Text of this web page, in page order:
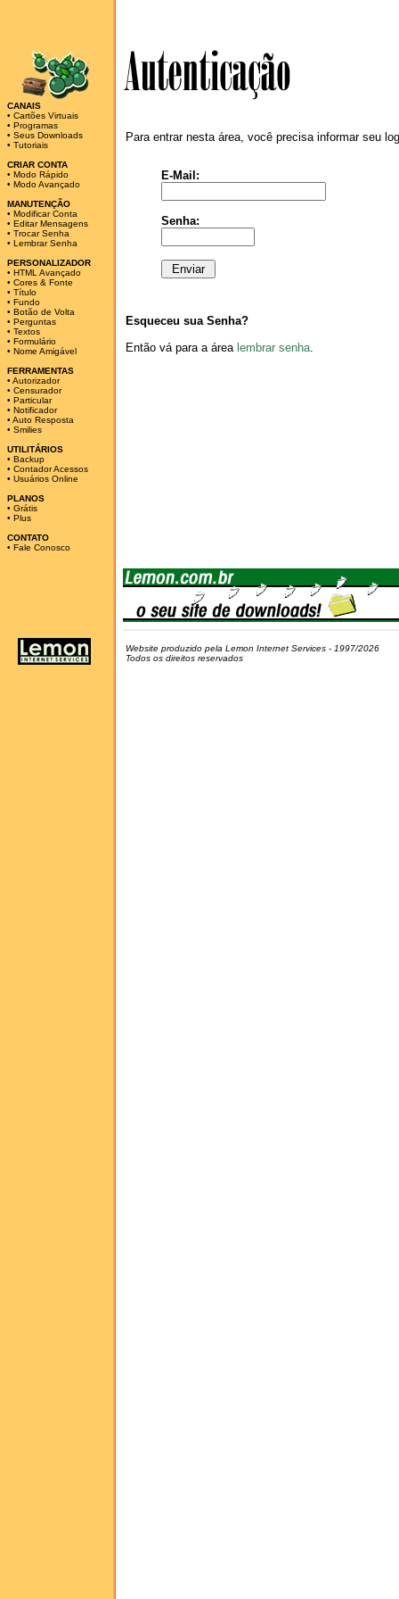
CANAIS
• Cartões Virtuais
• Programas
• Seus Downloads
• Tutoriais
CRIAR CONTA
• Modo Rápido
• Modo Avançado
MANUTENÇÃO
• Modificar Conta
• Editar Mensagens
• Trocar Senha
• Lembrar Senha
PERSONALIZADOR
• HTML Avançado
• Cores & Fonte
• Título
• Fundo
• Botão de Volta
• Perguntas
• Textos
• Formulário
• Nome Amigável
FERRAMENTAS
• Autorizador
• Censurador
• Particular
• Notificador
• Auto Resposta
• Smilies
UTILITÁRIOS
• Backup
• Contador Acessos
• Usuários Online
PLANOS
• Grátis
• Plus
CONTATO
• Fale Conosco
Para entrar nesta área, você precisa informar seu
E-Mail:
Senha:
Esqueceu sua Senha?
Então vá para a área lembrar senha.
Website produzido pela Lemon Internet Services - 1997/2026
Todos os direitos reservados